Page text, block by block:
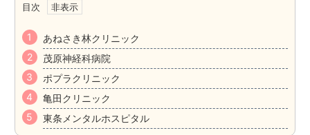
目次
あねさき林クリニック
茂原神経科病院
ポプラクリニック
亀田クリニック
東条メンタルホスピタル